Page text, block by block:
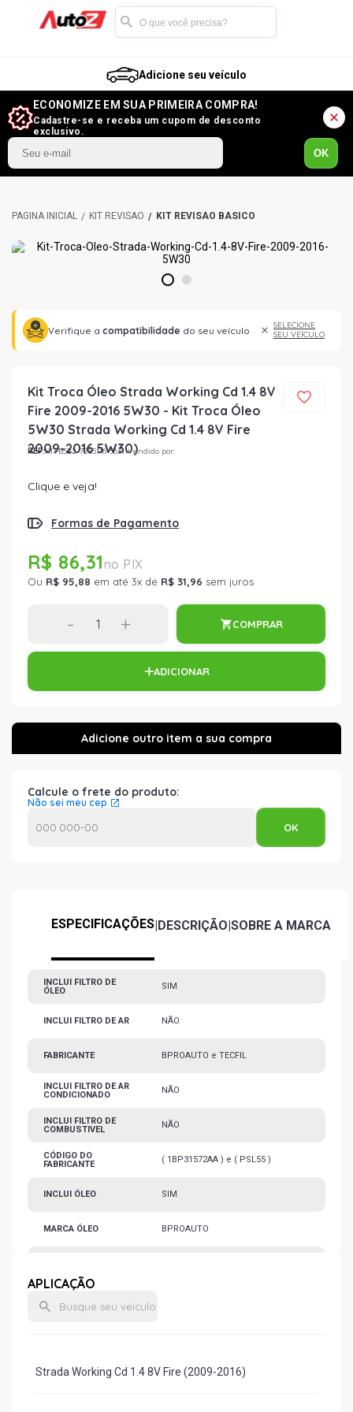
Adicione seu veículo
ECONOMIZE EM SUA PRIMEIRA COMPRA!
Cadastre-se e receba um cupom de desconto
exclusivo.
OK
KIT REVISÃO KIT REVISÃO BÁSICO
1 2
Verifique a compatibilidade do seu veículo
SELECIONE
SEU VEÍCULO
Kit Troca Óleo Strada Working Cd 1.4 8V
Fire 2009-2016 5W30 - Kit Troca Óleo
5W30 Strada Working Cd 1.4 8V Fire
2009-2016 5W30)
REF:KITB522-7285116-56311Vendido por:
Clique e veja!
Formas de Pagamento
R$ 86,31
Ou R$ 95,88 em até 3x de R$ 31,96 sem juros
- + COMPRAR
ADICIONAR
Calcule o frete do produto:
Não sei meu cep
ESPECIFICAÇÕES|DESCRIÇÃO|SOBRE A MARCA
INCLUI FILTRO DE
ÓLEO
SIM
INCLUI FILTRO DE AR NÃO
FABRICANTE BPROAUTO e TECFIL
INCLUI FILTRO DE AR
CONDICIONADO
NÃO
INCLUI FILTRO DE
COMBUSTIVEL
NÃO
CÓDIGO DO
FABRICANTE
( 1BP31572AA ) e ( PSL55 )
INCLUI ÓLEO SIM
MARCA ÓLEO BPROAUTO
MARCA FILTRO DE
ÓLEO
CONDIÇÃO NOVO
APLICAÇÃO
Strada Working Cd 1.4 8V Fire (2009-2016)